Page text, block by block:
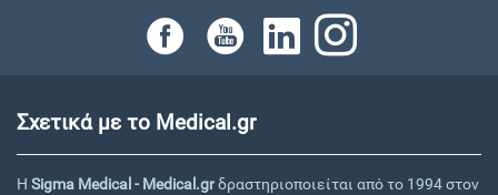
Σχετικά με το Medical.gr
Η Sigma Medical - Medical.grδραστηριοποιείται από το 1994 στον